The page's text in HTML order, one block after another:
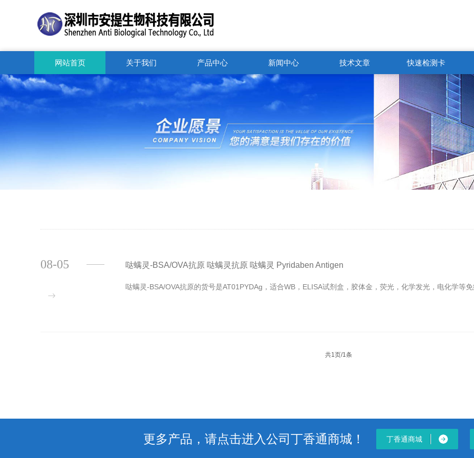
梁18126252361 黄13533564850 技术咨询QQ：3084204316
网站首页 关于我们 产品中心 新闻中心 技术文章 快速检测卡
哒螨灵-BSA/OVA抗原 哒螨灵抗原 哒螨灵 Pyridaben Antigen
哒螨灵-BSA/OVA抗原的货号是AT01PYDAg，适合WB，ELISA试剂盒，胶体金，荧光，化学发光，电化学等
08-05
共1页/1条
更多产品，请点击进入公司丁香通商城！ 丁香通商城